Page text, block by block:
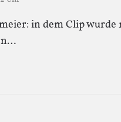
in dem Clip wurde